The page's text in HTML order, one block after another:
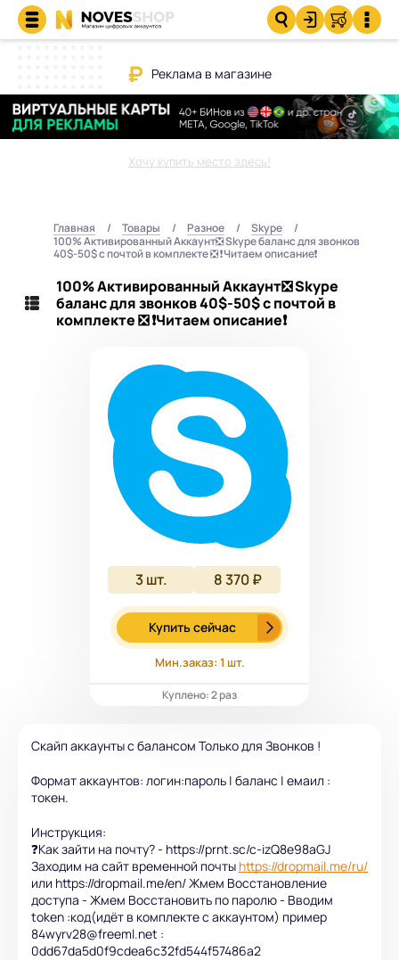
Реклама в магазине
Хочу купить место здесь!
Главная Товары Разное
Skype
100% Активированный Аккаунт❎ Skype баланс для звонков
40$-50$ с почтой в комплекте ❎ ❗️Читаем описание❗️
100% Активированный Аккаунт❎ Skype
баланс для звонков 40$-50$ с почтой в
комплекте ❎ ❗️Читаем описание❗️
3 шт. 8 370 ₽
Купить сейчас
Мин.заказ: 1 шт.
Куплено: 2 раз
Скайп аккаунты с балансом Только для Звонков !
Формат аккаунтов: логин:пароль | баланс | емаил :
токен.
Инструкция:
❓Как зайти на почту? - https://prnt.sc/c-izQ8e98aGJ
Заходим на сайт временной почты https://dropmail.me/ru/
или https://dropmail.me/en/ Жмем Восстановление
доступа - Жмем Восстановить по паролю - Вводим
token :код(идёт в комплекте с аккаунтом) пример
84wyrv28@freeml.net :
0dd67da5d0f9cdea6c32fd544f57486a2